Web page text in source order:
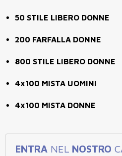
50 STILE LIBERO DONNE
200 FARFALLA DONNE
800 STILE LIBERO DONNE
4x100 MISTA UOMINI
4x100 MISTA DONNE
ENTRA NEL NOSTRO